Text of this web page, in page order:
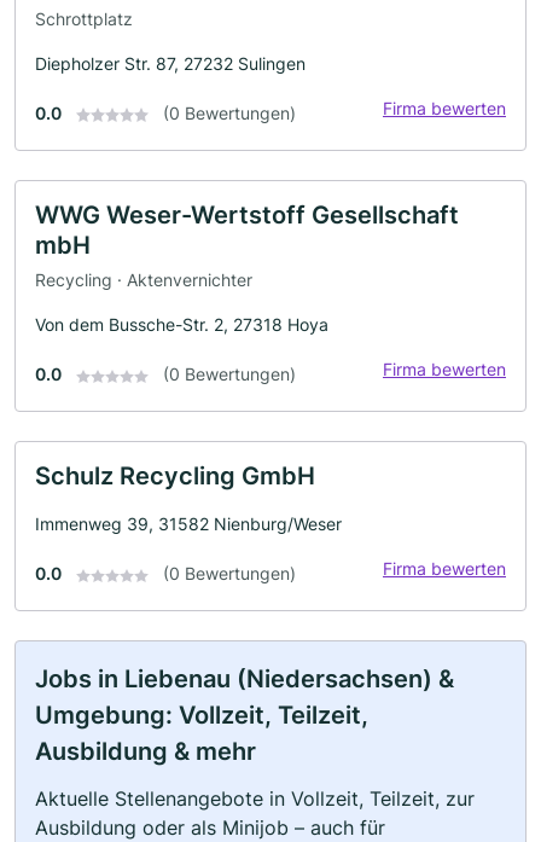
Schrottplatz
Diepholzer Str. 87, 27232 Sulingen
0.0 (0 Bewertungen) Firma bewerten
WWG Weser-Wertstoff Gesellschaft
mbH
Recycling · Aktenvernichter
Von dem Bussche-Str. 2, 27318 Hoya
0.0 (0 Bewertungen) Firma bewerten
Schulz Recycling GmbH
Immenweg 39, 31582 Nienburg/Weser
0.0 (0 Bewertungen) Firma bewerten
Jobs in Liebenau (Niedersachsen) &
Umgebung: Vollzeit, Teilzeit,
Ausbildung & mehr
Aktuelle Stellenangebote in Vollzeit, Teilzeit, zur
Ausbildung oder als Minijob – auch für